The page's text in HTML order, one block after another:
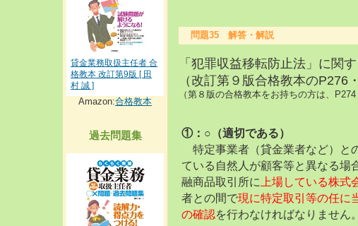
貸金業務取扱主任者 合
格教本 改訂第9版 [ 田
村 誠 ]
Amazon:合格教本
過去問題集
問題35 解答・解説
「犯罪収益移転防止法」に関す
（改訂第９版合格教本のP276
（第８版の合格教本をお持ちの方は、P274
①：○（適切である）
特定事業者（貸金業者など）と
ている自然人が顧客等と異なる場
融商品取引所に上場している株式
者との間で現に特定取引等の任に
の確認を行わなければなりません。